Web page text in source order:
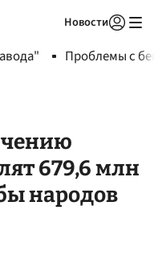
Новости
Проблемы с
679,6 млн
народов